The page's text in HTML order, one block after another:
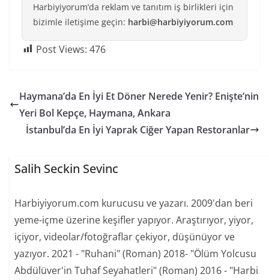
Harbiyiyorum’da reklam ve tanıtım iş birlikleri için
bizimle iletişime geçin: harbi@harbiyiyorum.com
Post Views: 476
Haymana’da En İyi Et Döner Nerede Yenir? Enişte’nin
Yeri Bol Kepçe, Haymana, Ankara
İstanbul’da En İyi Yaprak Ciğer Yapan Restoranlar
Salih Seckin Sevinc
Harbiyiyorum.com kurucusu ve yazarı. 2009'dan beri
yeme-içme üzerine keşifler yapıyor. Araştırıyor, yiyor,
içiyor, videolar/fotoğraflar çekiyor, düşünüyor ve
yazıyor. 2021 - "Ruhani" (Roman) 2018- "Ölüm Yolcusu
Abdülüver'in Tuhaf Seyahatleri" (Roman) 2016 - "Harbi